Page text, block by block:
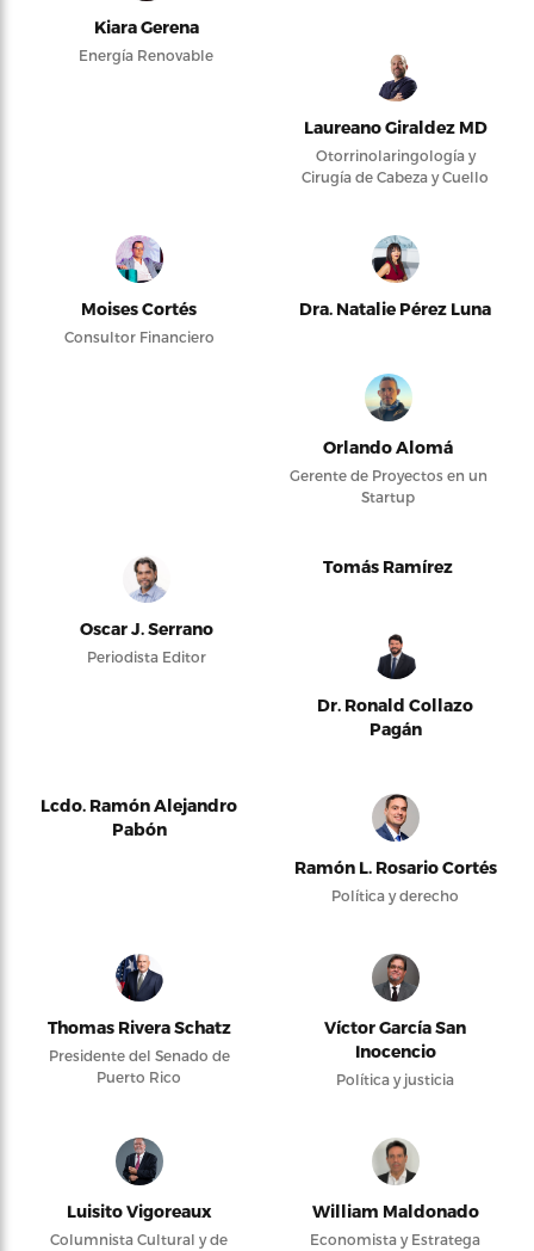
Kiara Gerena
Energía Renovable
Laureano Giraldez MD
Otorrinolaringología y
Cirugía de Cabeza y Cuello
Moises Cortés
Consultor Financiero
Dra. Natalie Pérez Luna
Orlando Alomá
Gerente de Proyectos en un
Startup
Oscar J. Serrano
Periodista Editor
Tomás Ramírez
Dr. Ronald Collazo
Pagán
Lcdo. Ramón Alejandro
Pabón
Ramón L. Rosario Cortés
Política y derecho
Thomas Rivera Schatz
Presidente del Senado de
Puerto Rico
Víctor García San
Inocencio
Política y justicia
Luisito Vigoreaux
Columnista Cultural y de
William Maldonado
Economista y Estratega